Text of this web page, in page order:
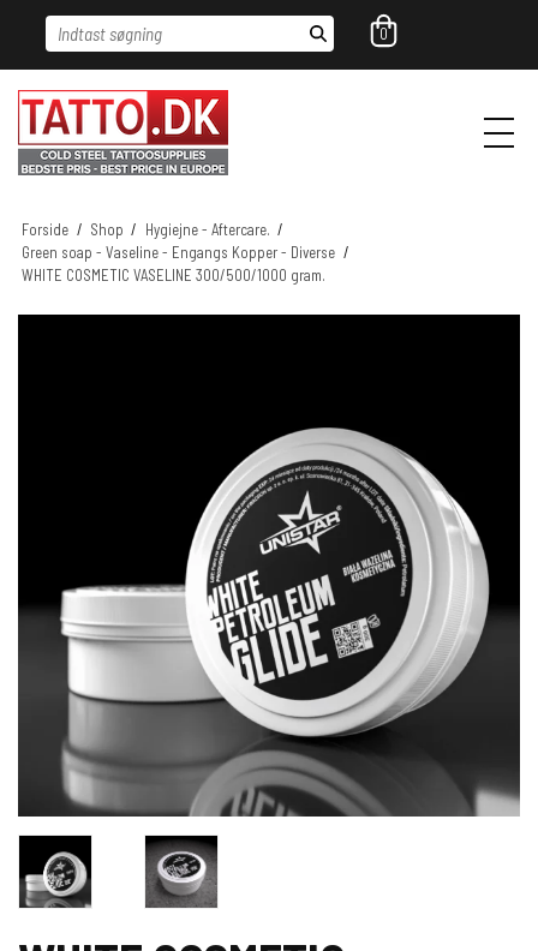
Indtast søgning 0
Forside / Shop / Hygiejne - Aftercare. /
Green soap - Vaseline - Engangs Kopper - Diverse /
WHITE COSMETIC VASELINE 300/500/1000 gram.